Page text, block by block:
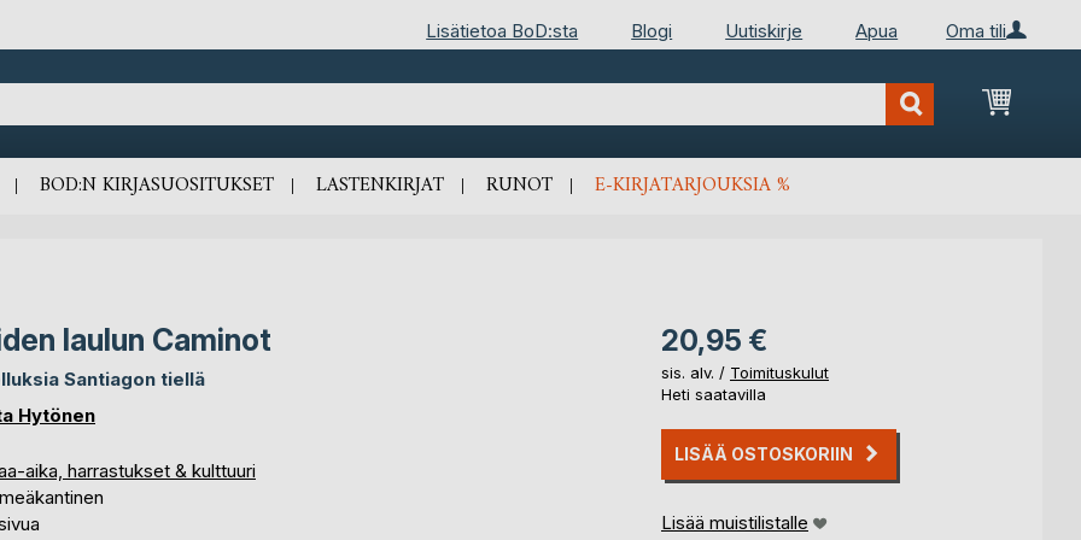
Oma tili
Lisätietoa BoD:sta Blogi Uutiskirje Apua
BOD:N KIRJASUOSITUKSET LASTENKIRJAT RUNOT E-KIRJATARJOUKSIA %
laulun Caminot
Santiagon tiellä
Hytönen
aika, harrastukset & kulttuuri
20,95 €
sis. alv. / Toimituskulut
Heti saatavilla
LISÄÄ OSTOSKORIIN
Lisää muistilistalle